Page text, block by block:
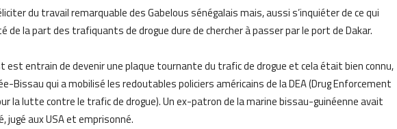
du travail remarquable des Gabelous sénégalais mais, aussi s’inquiéter de ce qui
de la part des trafiquants de drogue dure de chercher à passer par le port de Dakar.
est entrain de devenir une plaque tournante du trafic de drogue et cela était bien connu,
Bissau qui a mobilisé les redoutables policiers américains de la DEA (Drug Enforcement
la lutte contre le trafic de drogue). Un ex-patron de la marine bissau-guinéenne avait
jugé aux USA et emprisonné.